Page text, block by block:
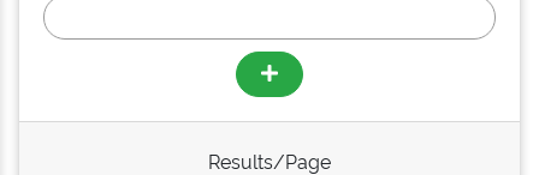
Results/Page